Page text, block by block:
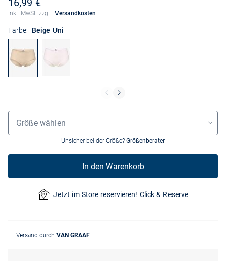
16,99 €
Inkl. MwSt. zzgl. Versandkosten
Farbe: Beige Uni
Größenauswahl
Größe wählen
Unsicher bei der Größe? Größenberater
In den Warenkorb
Jetzt im Store reservieren! Click & Reserve
Versand durch VAN GRAAF